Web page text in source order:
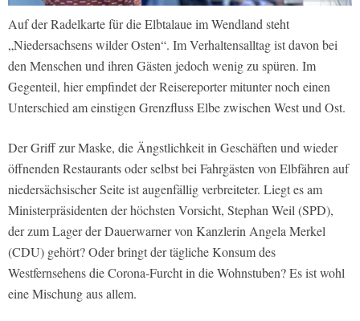
Auf der Radelkarte für die Elbtalaue im Wendland steht
„Niedersachsens wilder Osten“. Im Verhaltensalltag ist davon bei
den Menschen und ihren Gästen jedoch wenig zu spüren. Im
Gegenteil, hier empfindet der Reisereporter mitunter noch einen
Unterschied am einstigen Grenzfluss Elbe zwischen West und Ost.
Der Griff zur Maske, die Ängstlichkeit in Geschäften und wieder
öffnenden Restaurants oder selbst bei Fahrgästen von Elbfähren auf
niedersächsischer Seite ist augenfällig verbreiteter. Liegt es am
Ministerpräsidenten der höchsten Vorsicht, Stephan Weil (SPD),
der zum Lager der Dauerwarner von Kanzlerin Angela Merkel
(CDU) gehört? Oder bringt der tägliche Konsum des
Westfernsehens die Corona-Furcht in die Wohnstuben? Es ist wohl
eine Mischung aus allem.